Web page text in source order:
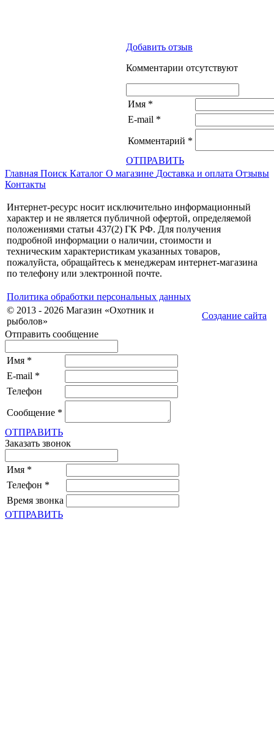
Добавить отзыв
Комментарии отсутствуют
Имя *
E-mail *
Комментарий *
ОТПРАВИТЬ
Главная Поиск Каталог О магазине Доставка и оплата Отзывы
Контакты
Интернет-ресурс носит исключительно информационный
характер и не является публичной офертой, определяемой
положениями статьи 437(2) ГК РФ. Для получения
подробной информации о наличии, стоимости и
техническим характеристикам указанных товаров,
пожалуйста, обращайтесь к менеджерам интернет-магазина
по телефону или электронной почте.
Политика обработки персональных данных
© 2013 - 2026 Магазин «Охотник и
рыболов»
Создание сайта
Отправить сообщение
Имя *
E-mail *
Телефон
Сообщение *
ОТПРАВИТЬ
Заказать звонок
Имя *
Телефон *
Время звонка
ОТПРАВИТЬ